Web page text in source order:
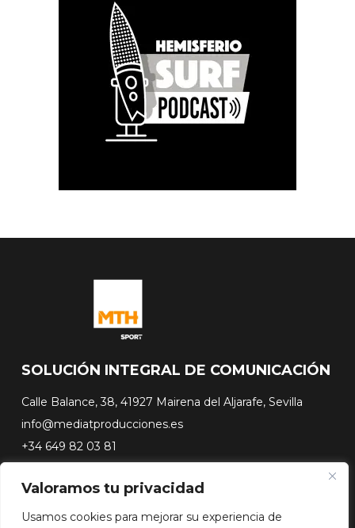
Valoramos tu privacidad
Usamos cookies para mejorar su experiencia de
SOLUCIÓN INTEGRAL DE COMUNICACIÓN
Calle Balance, 38, 41927 Mairena del Aljarafe, Sevilla
info@mediatproducciones.es
+34 649 82 03 81
#FLASHSURFING
#CONEXIONSURFING